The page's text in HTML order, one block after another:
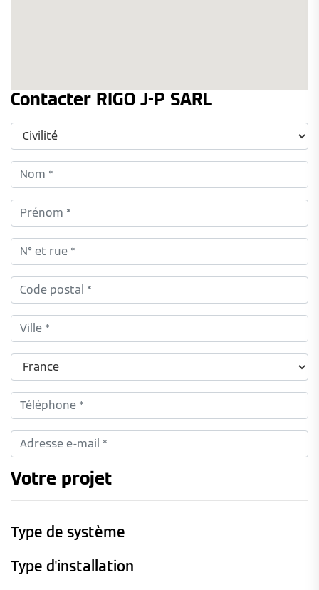
Contacter RIGO J-P SARL
Votre projet
Type de système
Type d'installation